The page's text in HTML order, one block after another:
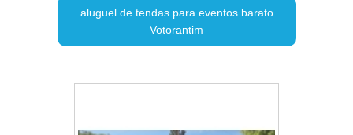
aluguel de tendas para eventos barato
Votorantim